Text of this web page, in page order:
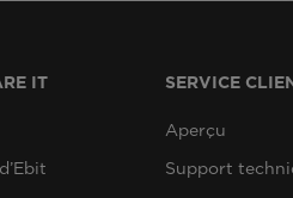
IT SERVICE
Aperçu
Support